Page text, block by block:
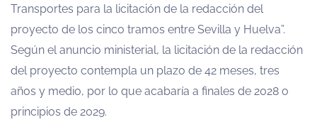
Transportes para la licitación de la redacción del
proyecto de los cinco tramos entre Sevilla y Huelva”.
Según el anuncio ministerial, la licitación de la redacción
del proyecto contempla un plazo de 42 meses, tres
años y medio, por lo que acabaría a finales de 2028 o
principios de 2029.